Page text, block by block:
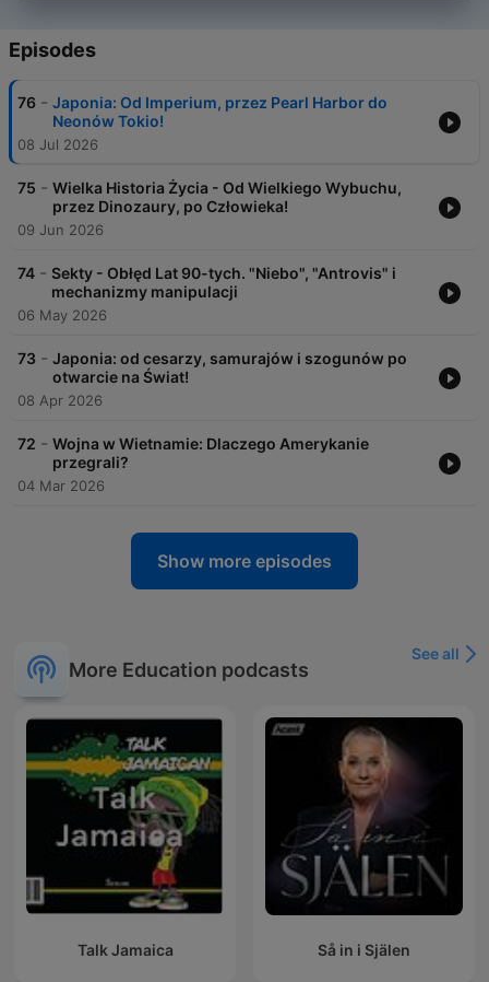
Episodes
76 - Japonia: Od Imperium, przez Pearl Harbor do
Neonów Tokio!
08 Jul 2026
75 - Wielka Historia Życia - Od Wielkiego Wybuchu,
przez Dinozaury, po Człowieka!
09 Jun 2026
74 - Sekty - Obłęd Lat 90-tych. "Niebo", "Antrovis" i
mechanizmy manipulacji
06 May 2026
73 - Japonia: od cesarzy, samurajów i szogunów po
otwarcie na Świat!
08 Apr 2026
72 - Wojna w Wietnamie: Dlaczego Amerykanie
przegrali?
04 Mar 2026
Show more episodes
More Education podcasts
See all
Talk Jamaica Så in i Själen